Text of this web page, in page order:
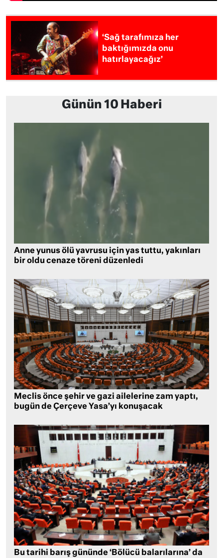
‘Sağ tarafımıza her
baktığımızda onu
hatırlayacağız’
Günün 10 Haberi
Anne yunus ölü yavrusu için yas tuttu, yakınları
bir oldu cenaze töreni düzenledi
Meclis önce şehir ve gazi ailelerine zam yaptı,
bugün de Çerçeve Yasa’yı konuşacak
Bu tarihi barış gününde ‘Bölücü balarılarına’ da